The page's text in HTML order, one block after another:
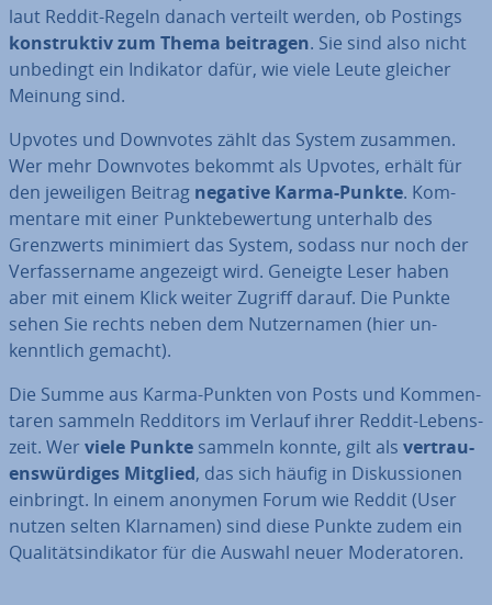
laut Reddit-Regeln danach verteilt werden, ob Postings
kon­struk­tiv zum Thema beitragen. Sie sind also nicht
unbedingt ein Indikator dafür, wie viele Leute gleicher
Meinung sind.
Upvotes und Downvotes zählt das System zusammen.
Wer mehr Downvotes bekommt als Upvotes, erhält für
den je­wei­li­gen Beitrag negative Karma-Punkte. Kom­
men­ta­re mit einer Punk­te­be­wer­tung unterhalb des
Grenz­werts minimiert das System, sodass nur noch der
Ver­fas­ser­na­me angezeigt wird. Geneigte Leser haben
aber mit einem Klick weiter Zugriff darauf. Die Punkte
sehen Sie rechts neben dem Nut­zer­na­men (hier un­
kennt­lich gemacht).
Die Summe aus Karma-Punkten von Posts und Kom­men­
ta­ren sammeln Redditors im Verlauf ihrer Reddit-Le­bens­
zeit. Wer viele Punkte sammeln konnte, gilt als ver­trau­
ens­wür­di­ges Mitglied, das sich häufig in Dis­kus­sio­nen
einbringt. In einem anonymen Forum wie Reddit (User
nutzen selten Klarnamen) sind diese Punkte zudem ein
Qua­li­täts­in­di­ka­tor für die Auswahl neuer Mo­de­ra­to­ren.